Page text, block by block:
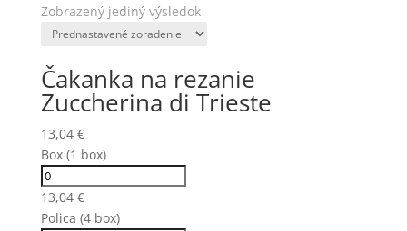
Zobrazený jediný výsledok
Čakanka na rezanie
Zuccherina di Trieste
13,04 €
Box (1 box)
13,04 €
Polica (4 box)